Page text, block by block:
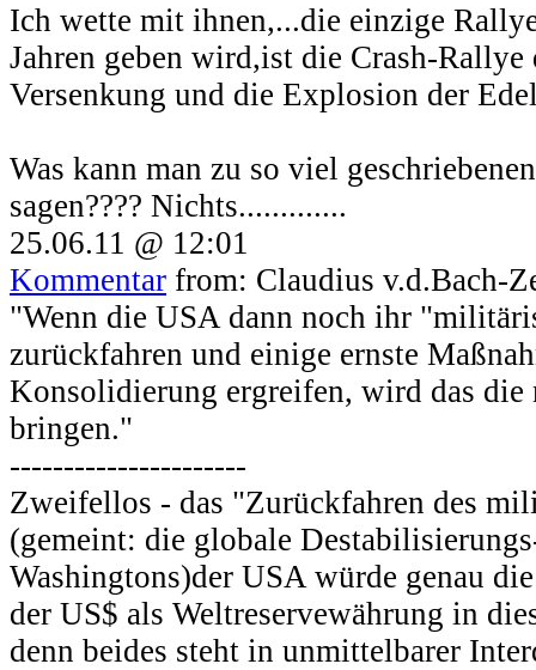
Ich wette mit ihnen,...die einzige
Jahren geben wird,ist die Crash-
Versenkung und die Explosion der
Was kann man zu so viel
sagen???? Nichts.............
25.06.11 @ 12:01
Kommentar from: Claudius v.d.Bach-
"Wenn die USA dann noch ihr
zurückfahren und einige ernste
Konsolidierung ergreifen, wird das die
bringen."
----------------------
Zweifellos - das "Zurückfahren des
(gemeint: die globale
Washingtons)der USA würde genau
der US$ als Weltreservewährung in
denn beides steht in unmittelbarer